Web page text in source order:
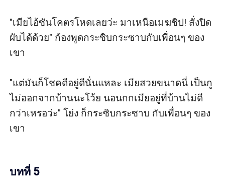
"เมียไอ้ซันโคตรโหดเลยว่ะ มาเหนือเมฆชิป! สั่งปิด
ผับได้ด้วย" ก้องพูดกระซิบกระซาบกับเพื่อนๆ ของ
เขา
"แต่มันก็โชคดีอยู่ดีนั่นแหละ เมียสวยขนาดนี่ เป็นกู
ไม่ออกจากบ้านนะโว้ย นอนกกเมียอยู่ที่บ้านไม่ดี
กว่าเหรอว่ะ" โย่ง ก็กระซิบกระซาบ กับเพื่อนๆ ของ
เขา
บทที่ 5